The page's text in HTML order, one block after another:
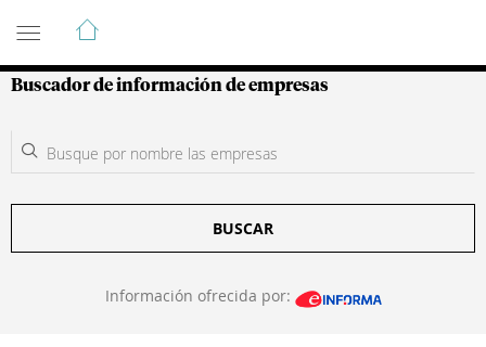
Guía de Empresas Colombianas
Buscador de información de empresas
BUSCAR
Información ofrecida por: